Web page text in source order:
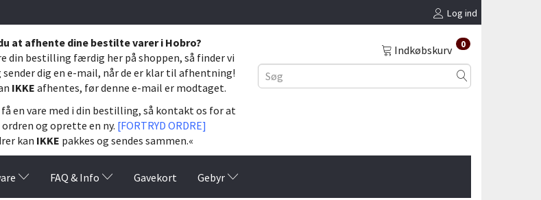
Log ind
at afhente dine bestilte varer i Hobro?
din bestilling færdig her på shoppen, så finder vi
dig en e-mail, når de er klar til afhentning!
IKKE afhentes, før denne e-mail er modtaget.
en vare med i din bestilling, så kontakt os for at
og oprette en ny. [FORTRYD ORDRE]
kan IKKE pakkes og sendes sammen.«
Indkøbskurv 0
FAQ & Info Gavekort Gebyr